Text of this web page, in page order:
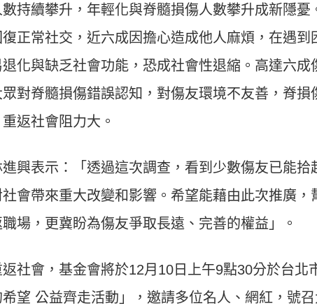
持續攀升，年輕化與脊髓損傷人數攀升成新隱憂
正常社交，近六成因擔心造成他人麻煩，在遇到
化與缺乏社會功能，恐成社會性退縮。高達六成
對脊髓損傷錯誤認知，對傷友環境不友善，脊損
返社會阻力大。
興表示：「透過這次調查，看到少數傷友已能拾
會帶來重大改變和影響。希望能藉由此次推廣，
場，更冀盼為傷友爭取長遠、完善的權益」。
社會，基金會將於12月10日上午9點30分於台北
望 公益齊走活動」，邀請多位名人、網紅，號